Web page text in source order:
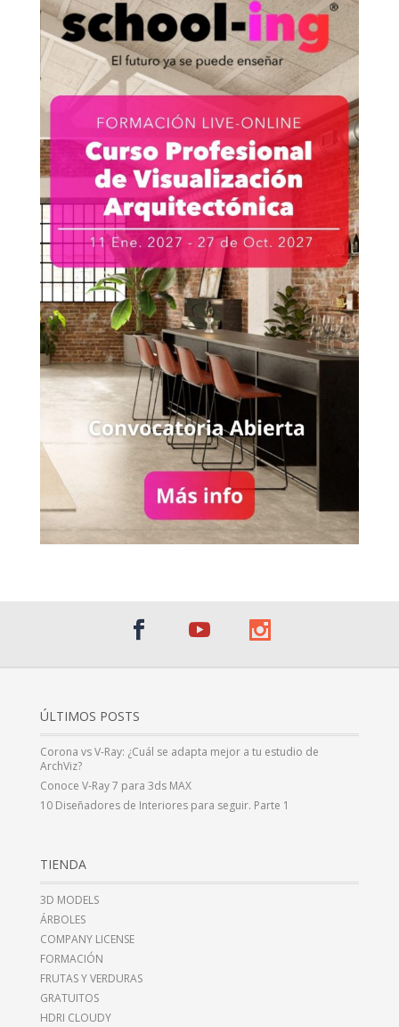
ÚLTIMOS POSTS
Corona vs V-Ray: ¿Cuál se adapta mejor a tu estudio de
ArchViz?
Conoce V-Ray 7 para 3ds MAX
10 Diseñadores de Interiores para seguir. Parte 1
TIENDA
3D MODELS
ÁRBOLES
COMPANY LICENSE
FORMACIÓN
FRUTAS Y VERDURAS
GRATUITOS
HDRI CLOUDY